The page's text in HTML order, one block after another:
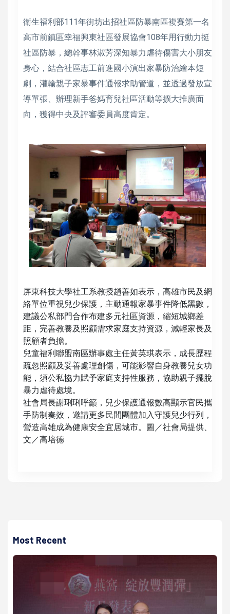
衛生福利部111年街坊出招社區防暴南區複賽第一名
高市前鎮區幸福興東社區發展協會108年用行動力挺
社區防暴，總幹事林淑芳深知暴力虐待傷害大小朋友
身心，結合社區志工前進國小演出家暴防治繪本短
劇，灌輸親子家暴事件通報求助管道，並透過發放宣
導單張、辦理新手爸媽育兒社區活動等擴大推廣面
向，獲得中央及評審委員高度肯定。
屏東科技大學社工系教授趙善如表示，高雄市民及網
絡單位重視兒少保護，主動通報家暴事件降低黑數，
建議公私部門合作布建多元社區資源，縮短城鄉差
距，完善教養及照顧需求家庭支持資源，減輕家長及
照顧者負擔。
兒童福利聯盟南區辦事處主任黃英琪表示，成長歷程
疏忽照顧及妥善處理創傷，可能影響自身教養兒女功
能，須公私協力賦予家庭支持性服務，協助親子擺脫
暴力虐待處境。
社會局長謝琍琍呼籲，兒少保護通報數高顯示官民攜
手防制奏效，邀請更多民間團體加入守護兒少行列，
營造高雄成為健康安全宜居城市。圖／社會局提供、
文／高培德
Most Recent